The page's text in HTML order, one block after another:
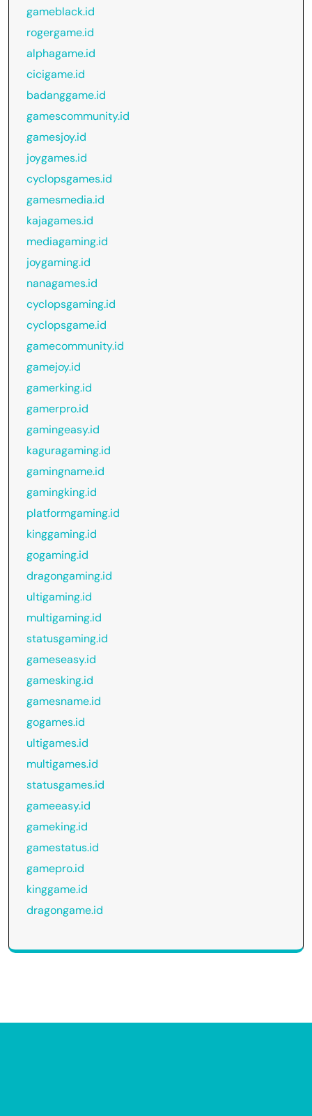
gameblack.id
rogergame.id
alphagame.id
cicigame.id
badanggame.id
gamescommunity.id
gamesjoy.id
joygames.id
cyclopsgames.id
gamesmedia.id
kajagames.id
mediagaming.id
joygaming.id
nanagames.id
cyclopsgaming.id
cyclopsgame.id
gamecommunity.id
gamejoy.id
gamerking.id
gamerpro.id
gamingeasy.id
kaguragaming.id
gamingname.id
gamingking.id
platformgaming.id
kinggaming.id
gogaming.id
dragongaming.id
ultigaming.id
multigaming.id
statusgaming.id
gameseasy.id
gamesking.id
gamesname.id
gogames.id
ultigames.id
multigames.id
statusgames.id
gameeasy.id
gameking.id
gamestatus.id
gamepro.id
kinggame.id
dragongame.id